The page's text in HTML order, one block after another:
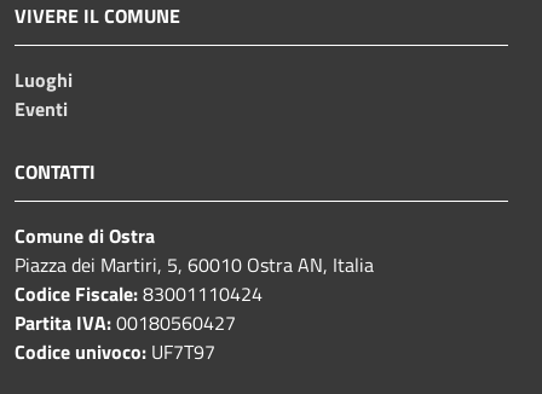
VIVERE IL COMUNE
Luoghi
Eventi
CONTATTI
Comune di Ostra
Piazza dei Martiri, 5, 60010 Ostra AN, Italia
Codice Fiscale:83001110424
Partita IVA:00180560427
Codice univoco: UF7T97